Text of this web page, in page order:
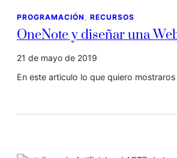
PROGRAMACIÓN , RECURSOS
OneNote y diseñar una
21 de mayo de 2019
En este articulo lo que quiero